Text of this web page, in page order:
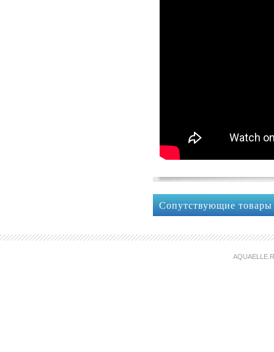
Сопутствующие товары